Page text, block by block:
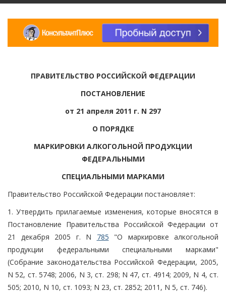
ПРАВИТЕЛЬСТВО РОССИЙСКОЙ ФЕДЕРАЦИИ
ПОСТАНОВЛЕНИЕ
от 21 апреля 2011 г. N 297
О ПОРЯДКЕ
МАРКИРОВКИ АЛКОГОЛЬНОЙ ПРОДУКЦИИ
ФЕДЕРАЛЬНЫМИ
СПЕЦИАЛЬНЫМИ МАРКАМИ
Правительство Российской Федерации постановляет:
1. Утвердить прилагаемые изменения, которые вносятся в
Постановление Правительства Российской Федерации от
21 декабря 2005 г. N 785 "О маркировке алкогольной
продукции федеральными специальными марками"
(Собрание законодательства Российской Федерации, 2005,
N 52, ст. 5748; 2006, N 3, ст. 298; N 47, ст. 4914; 2009, N 4, ст.
505; 2010, N 10, ст. 1093; N 23, ст. 2852; 2011, N 5, ст. 746).